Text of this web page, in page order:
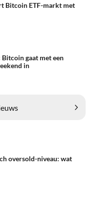
Bitcoin ETF-markt met
gaat met een
in
oversold-niveau: wat